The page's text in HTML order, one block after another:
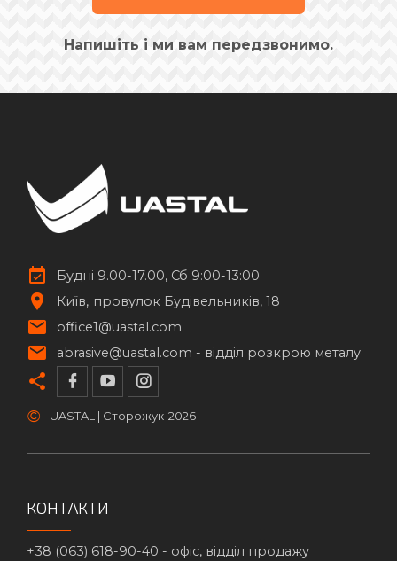
Напишіть і ми вам передзвонимо.
Будні 9.00-17.00, Сб 9:00-13:00
Київ
провулок Будівельників, 18
office1@uastal.com
abrasive@uastal.com - відділ розкрою металу
© UASTAL | Сторожук 2026
КОНТАКТИ
+38 (063) 618-90-40 - офіс, відділ продажу